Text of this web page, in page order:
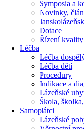
Symposia a
Novinky,
Dotace
Řízení kvality
Léčba
Léčba
Léčba dětí
Procedury
Indikace a
Lázeňské
Škola,
Samoplátci
Lázeňské